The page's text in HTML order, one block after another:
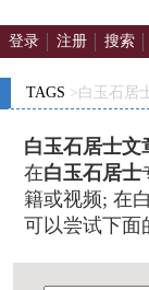
登录 注册 搜索
TAGS >白玉石居
白玉石居士文
在白玉石居士
籍或视频; 在
可以尝试下面